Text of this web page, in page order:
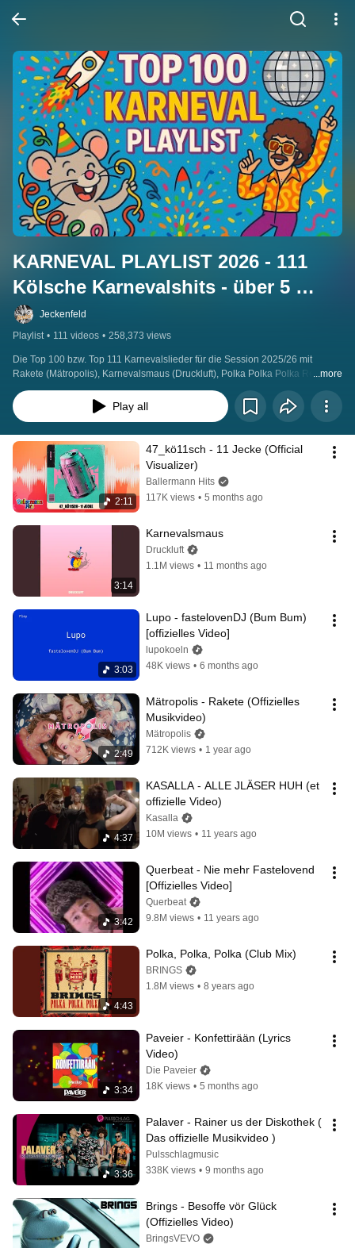
KARNEVAL PLAYLIST 2026 - 111
Kölsche Karnevalshits - über 5
Stunden - Top 100
Jeckenfeld
Playlist • 111 videos • 258,373 views
Die Top 100 bzw. Top 111 Karnevalslieder für die Session 2025/26 mit
Rakete (Mätropolis), Karnevalsmaus (Druckluft), Polka Polka Polka Remix
(Brings) oder Stadt met K (Kasalla)
...more
Play all
2:11
47_kö11sch - 11 Jecke (Official
Visualizer)
Ballermann Hits
117K views • 5 months ago
3:14
Karnevalsmaus
Druckluft
1.1M views • 11 months ago
3:03
Lupo - fastelovenDJ (Bum Bum)
[offizielles Video]
lupokoeln
48K views • 6 months ago
2:49
Mätropolis - Rakete (Offizielles
Musikvideo)
Mätropolis
712K views • 1 year ago
4:37
KASALLA - ALLE JLÄSER HUH (et
offizielle Video)
Kasalla
10M views • 11 years ago
3:42
Querbeat - Nie mehr Fastelovend
[Offizielles Video]
Querbeat
9.8M views • 11 years ago
4:43
Polka, Polka, Polka (Club Mix)
BRINGS
1.8M views • 8 years ago
3:34
Paveier - Konfettirään (Lyrics
Video)
Die Paveier
18K views • 5 months ago
3:36
Palaver - Rainer us der Diskothek (
Das offizielle Musikvideo )
Pulsschlagmusic
338K views • 9 months ago
Brings - Besoffe vör Glück
(Offizielles Video)
BringsVEVO